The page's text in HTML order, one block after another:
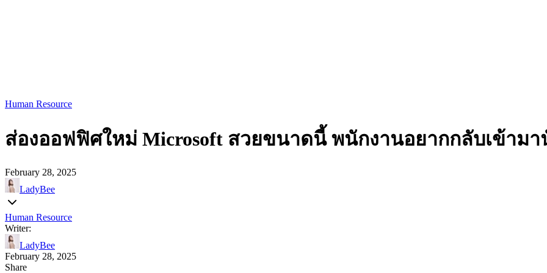
Human Resource
ส่องออฟฟิศใหม่ Microsoft สวยขนาดนี้ พนักงานอยากกลับเข้ามา
February 28, 2025
LadyBee
Human Resource
Writer:
LadyBee
February 28, 2025
Share